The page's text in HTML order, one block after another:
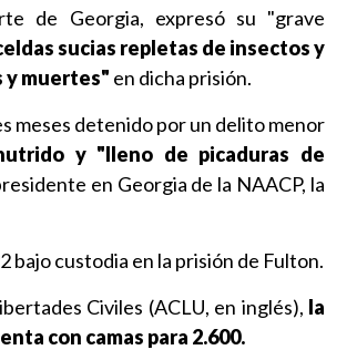
de Georgia, expresó su "grave
sucias repletas de insectos y
y muertes" en dicha prisión.
meses detenido por un delito menor
y "lleno de picaduras de
en Georgia de la NAACP, la
bajo custodia en la prisión de Fulton.
Civiles (ACLU, en inglés), la
con camas para 2.600.